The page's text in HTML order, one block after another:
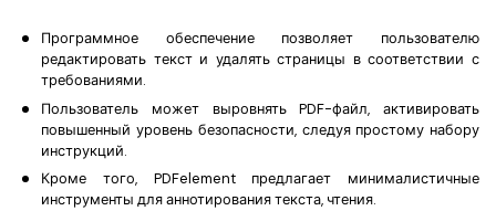
Программное обеспечение позволяет пользователю
редактировать текст и удалять страницы в соответствии с
требованиями.
Пользователь может выровнять PDF-файл, активировать
повышенный уровень безопасности, следуя простому набору
инструкций.
Кроме того, PDFelement предлагает минималистичные
инструменты для аннотирования текста, чтения.